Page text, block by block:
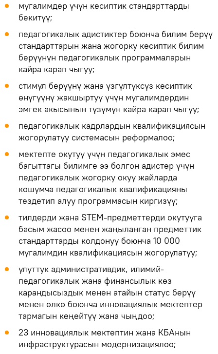
мугалимдер үчүн кесиптик стандарттарды
бекитүү;
педагогикалык адистиктер боюнча билим берүү
стандарттарын жана жогорку кесиптик билим
берүүнүн педагогикалык программаларын
кайра карап чыгуу;
стимул берүүнү жана үзгүлтүксүз кесиптик
өнүгүүнү жакшыртуу үчүн мугалимдердин
эмгек акысынын түзүмүн кайра карап чыгуу;
педагогикалык кадрлардын квалификациясын
жогорулатуу системасын реформалоо;
мектепте окутуу үчүн педагогикалык эмес
багыттагы билимге ээ болгон адистер үчүн
педагогикалык жогорку окуу жайларда
кошумча педагогикалык квалификацияны
тездетип алуу программасын киргизүү;
тилдерди жана STEM-предметтерди окутууга
басым жасоо менен жаңыланган предметтик
стандарттарды колдонуу боюнча 10 000
мугалимдин квалификациясын жогорулатуу;
улуттук административдик, илимий-
педагогикалык жана финансылык көз
карандысыздык менен атайын статус берүү
менен өлкө боюнча инновациялык мектептер
тармагын кеңейтүү жана чыңдоо;
23 инновациялык мектептин жана КБАнын
инфраструктурасын модернизациялоо;